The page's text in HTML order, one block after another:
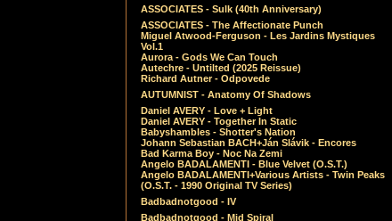
ASSOCIATES - Sulk (40th Anniversary)
ASSOCIATES - The Affectionate Punch
Miguel Atwood-Ferguson - Les Jardins Mystiques
Vol.1
Aurora - Gods We Can Touch
Autechre - Untilted (2025 Reissue)
Richard Autner - Odpovede
AUTUMNIST - Anatomy Of Shadows
Daniel AVERY - Love + Light
Daniel AVERY - Together In Static
Babyshambles - Shotter's Nation
Johann Sebastian BACH+Ján Slávik - Encores
Bad Karma Boy - Noc Na Zemi
Angelo BADALAMENTI - Blue Velvet (O.S.T.)
Angelo BADALAMENTI+Various Artists - Twin Peaks
(O.S.T. - 1990 Original TV Series)
Badbadnotgood - IV
Badbadnotgood - Mid Spiral